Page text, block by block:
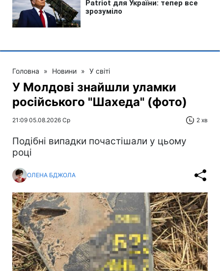
Головна » Новини » У світі
У Молдові знайшли уламки
російського "Шахеда" (фото)
21:09 05.08.2026 Ср 2 хв
Подібні випадки почастішали у цьому
році
ОЛЕНА БДЖОЛА